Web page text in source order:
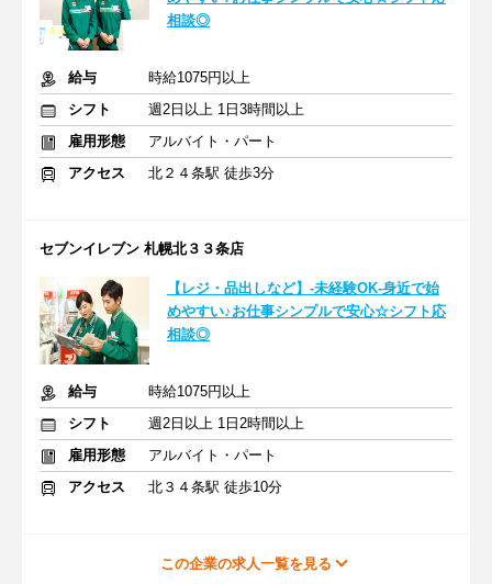
相談◎
給与
時給1075円以上
シフト
週2日以上 1日3時間以上
雇用形態
アルバイト・パート
アクセス
北２４条駅 徒歩3分
セブンイレブン 札幌北３３条店
【レジ・品出しなど】-未経験OK-身近で始
めやすい♪お仕事シンプルで安心☆シフト応
相談◎
給与
時給1075円以上
シフト
週2日以上 1日2時間以上
雇用形態
アルバイト・パート
アクセス
北３４条駅 徒歩10分
この企業の求人一覧を見る